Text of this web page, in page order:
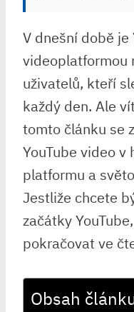
V dnešní době je
videoplatformou
uživatelů, kteří
každý den. Ale
tomto článku se
YouTube video
platformu a
Jestliže chcete
začátky
pokračovat ve
Obsah